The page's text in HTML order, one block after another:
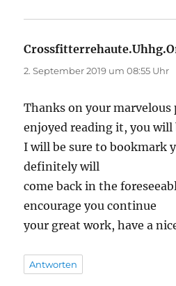
2. September 2019 um 08:55 Uhr
Thanks on your
enjoyed reading it, you will
I will be sure to bookmark
definitely will
come back in the
encourage you continue
your great work, have a
Antworten